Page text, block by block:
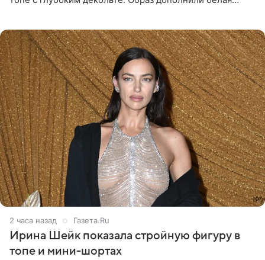
2 часа назад Газета.Ru
Ирина Шейк показала стройную фигуру в
топе и мини-шортах